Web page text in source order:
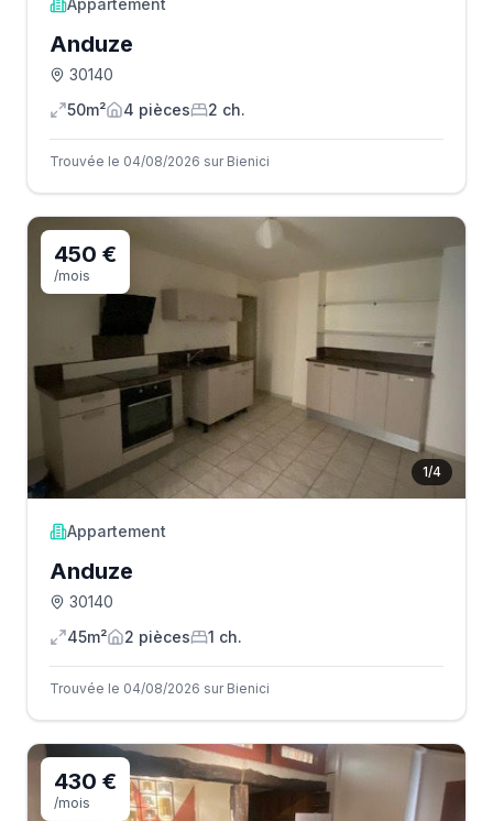
Appartement
Anduze
30140
50m²
4 pièces 2 ch.
Trouvée le 04/08/2026 sur Bienici
1/4
450 €
/mois
Appartement
Anduze
30140
45m²
2 pièces 1 ch.
Trouvée le 04/08/2026 sur Bienici
430 €
/mois